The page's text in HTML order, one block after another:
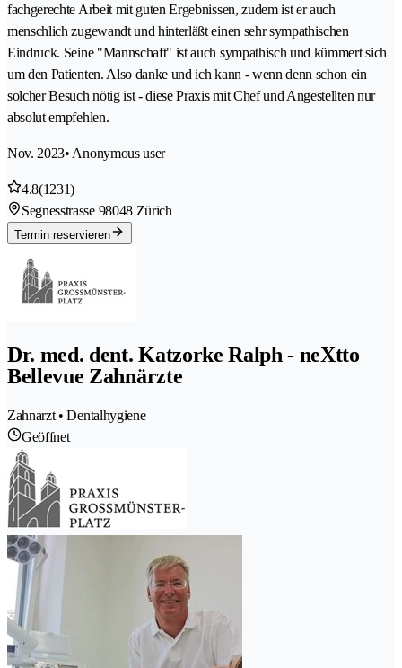
fachgerechte Arbeit mit guten Ergebnissen, zudem ist er auch
menschlich zugewandt und hinterläßt einen sehr sympathischen
Eindruck. Seine "Mannschaft" ist auch sympathisch und kümmert sich
um den Patienten. Also danke und ich kann - wenn denn schon ein
solcher Besuch nötig ist - diese Praxis mit Chef und Angestellten nur
absolut empfehlen.
Nov. 2023• Anonymous user
4.8(1231)
Segnesstrasse 98048 Zürich
Termin reservieren
Dr. med. dent. Katzorke Ralph - neXtto
Bellevue Zahnärzte
Zahnarzt • Dentalhygiene
Geöffnet